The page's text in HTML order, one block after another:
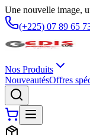
Une nouvelle image,
(+225) 07 89 65
Nos Produits
NouveautésOffres